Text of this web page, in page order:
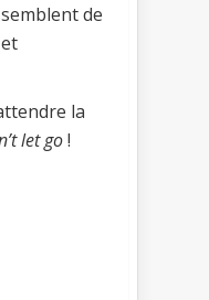
de
la
let go!